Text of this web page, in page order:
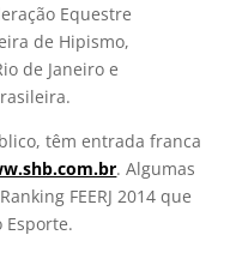
Equestre
de Hipismo,
de Janeiro e
têm entrada franca
. Algumas
FEERJ 2014 que
Esporte.